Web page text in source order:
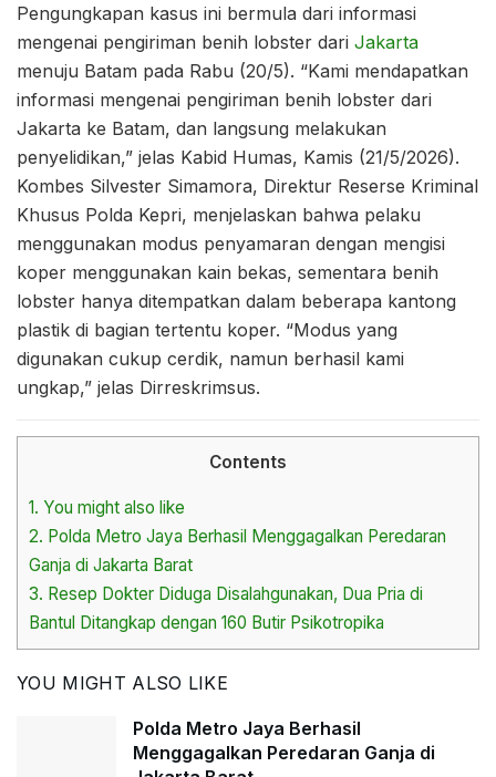
Pengungkapan kasus ini bermula dari informasi
mengenai pengiriman benih lobster dari Jakarta
menuju Batam pada Rabu (20/5). “Kami mendapatkan
informasi mengenai pengiriman benih lobster dari
Jakarta ke Batam, dan langsung melakukan
penyelidikan,” jelas Kabid Humas, Kamis (21/5/2026).
Kombes Silvester Simamora, Direktur Reserse Kriminal
Khusus Polda Kepri, menjelaskan bahwa pelaku
menggunakan modus penyamaran dengan mengisi
koper menggunakan kain bekas, sementara benih
lobster hanya ditempatkan dalam beberapa kantong
plastik di bagian tertentu koper. “Modus yang
digunakan cukup cerdik, namun berhasil kami
ungkap,” jelas Dirreskrimsus.
Contents
1. You might also like
2. Polda Metro Jaya Berhasil Menggagalkan Peredaran
Ganja di Jakarta Barat
3. Resep Dokter Diduga Disalahgunakan, Dua Pria di
Bantul Ditangkap dengan 160 Butir Psikotropika
YOU MIGHT ALSO LIKE
Polda Metro Jaya Berhasil
Menggagalkan Peredaran Ganja di